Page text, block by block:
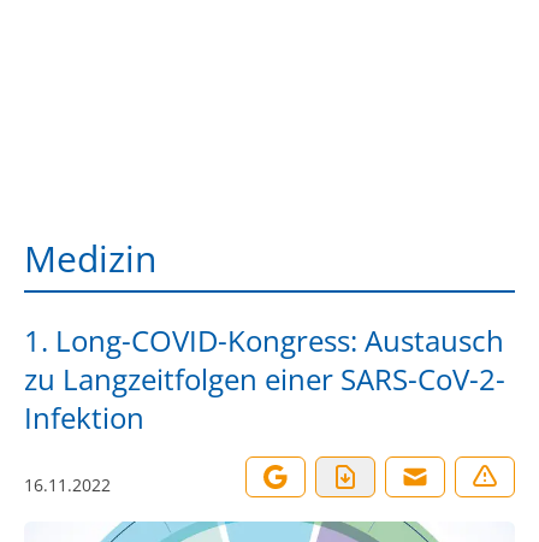
Medizin
1. Long-COVID-Kongress: Austausch
zu Langzeitfolgen einer SARS-CoV-2-
Infektion
16.11.2022